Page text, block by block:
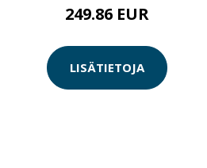
249.86 EUR
LISÄTIETOJA